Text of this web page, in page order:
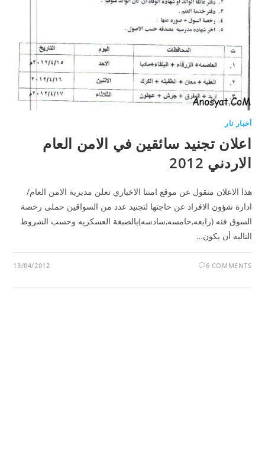
أخبار نار
اعلان تجنيد سائقين في الامن العام
الاردني 2012
هذا الاعلان منقول عن موقع امننا الاخباري تعلن مديرية الامن العام/
ادارة شؤون الافراد عن حاجتها لتجنيد عدد من السواقين حملى رخصة
السوق فئه (رابعه,خامسه,سادسه)بالصبغة العسكريه وحسب الشروط
التاليه أن يكون…
6 COMMENTS
13/04/2012